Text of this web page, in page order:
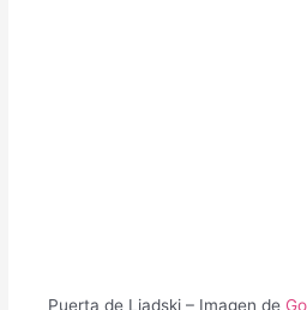
Puerta de Liadski – Imagen de